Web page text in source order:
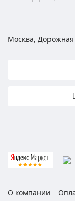
Москва, Дорожная
О компании